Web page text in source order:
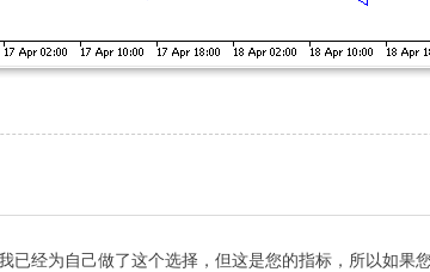
经为自己做了这个选择，但这是您的指标，所以如